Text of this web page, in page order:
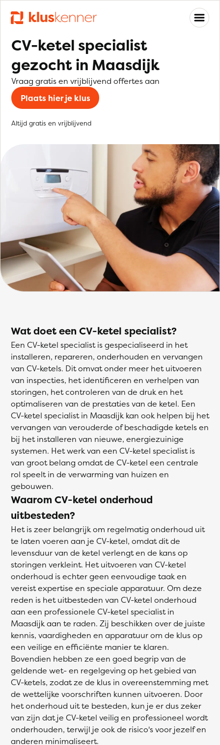
CV-ketel specialist
gezocht in Maasdijk
Vraag gratis en vrijblijvend offertes aan
Plaats hier je klus
Altijd gratis en vrijblijvend
Wat doet een CV-ketel specialist?
Een CV-ketel specialist is gespecialiseerd in het
installeren, repareren, onderhouden en vervangen
van CV-ketels. Dit omvat onder meer het uitvoeren
van inspecties, het identificeren en verhelpen van
storingen, het controleren van de druk en het
optimaliseren van de prestaties van de ketel. Een
CV-ketel specialist in Maasdijk kan ook helpen bij het
vervangen van verouderde of beschadigde ketels en
bij het installeren van nieuwe, energiezuinige
systemen. Het werk van een CV-ketel specialist is
van groot belang omdat de CV-ketel een centrale
rol speelt in de verwarming van huizen en
gebouwen.
Waarom CV-ketel onderhoud
uitbesteden?
Het is zeer belangrijk om regelmatig onderhoud uit
te laten voeren aan je CV-ketel, omdat dit de
levensduur van de ketel verlengt en de kans op
storingen verkleint. Het uitvoeren van CV-ketel
onderhoud is echter geen eenvoudige taak en
vereist expertise en speciale apparatuur. Om deze
reden is het uitbesteden van CV-ketel onderhoud
aan een professionele CV-ketel specialist in
Maasdijk aan te raden. Zij beschikken over de juiste
kennis, vaardigheden en apparatuur om de klus op
een veilige en efficiënte manier te klaren.
Bovendien hebben ze een goed begrip van de
geldende wet- en regelgeving op het gebied van
CV-ketels, zodat ze de klus in overeenstemming met
de wettelijke voorschriften kunnen uitvoeren. Door
het onderhoud uit te besteden, kun je er dus zeker
van zijn dat je CV-ketel veilig en professioneel wordt
onderhouden, terwijl je ook de risico's voor jezelf en
anderen minimaliseert.